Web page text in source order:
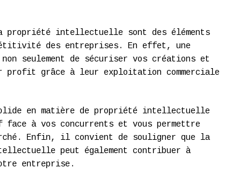
intellectuelle sont des éléments
des entreprises. En effet, une
seulement de sécuriser vos créations et
profit grâce à leur exploitation commerciale
en matière de propriété intellectuelle
à vos concurrents et vous permettre
Enfin, il convient de souligner que la
peut également contribuer à
entreprise.